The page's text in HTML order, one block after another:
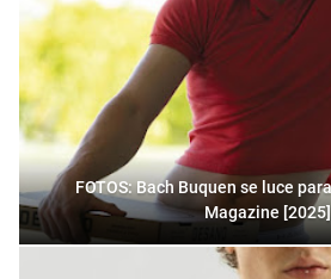
FOTOS: Bach Buquen se luce
Magazine [2025]